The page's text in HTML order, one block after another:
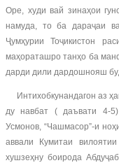
Оре, худи вай зинаҳои
намуда, то ба дараҷаи
Ҷумҳурии Тоҷикистон
маҳораташро танҳо ба
дарди дили дардошнояш
Интихобкунандагон аз
ду навбат ( даъвати 4-
Усмонов, “Чашмасор”-и
аввали Кумитаи
хушзеҳну боирода